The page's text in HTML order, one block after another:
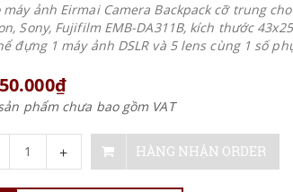
máy ảnh Eirmai Camera Backpack cỡ trung
Sony, Fujifilm EMB-DA311B, kích thước
đựng 1 máy ảnh DSLR và 5 lens cùng 1 số
phẩm chưa bao gồm VAT
+ HÀNG NHẬN ORDER